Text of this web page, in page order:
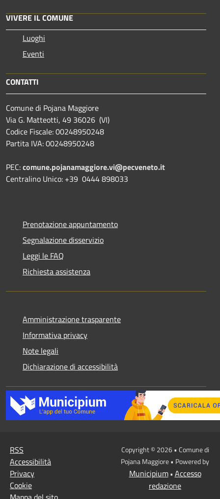
VIVERE IL COMUNE
Luoghi
Eventi
CONTATTI
Comune di Pojana Maggiore
Via G. Matteotti, 49 36026 (VI)
Codice Fiscale: 00248950248
Partita IVA: 00248950248
PEC:comune.pojanamaggiore.vi@pecveneto.it
Centralino Unico: +39 0444 898033
Prenotazione appuntamento
Segnalazione disservizio
Leggi le FAQ
Richiesta assistenza
Amministrazione trasparente
Informativa privacy
Note legali
Dichiarazione di accessibilità
RSS
Accessibilità
Privacy
Cookie
Copyright © 2026 • Comune di
Pojana Maggiore • Powered by
Municipium• Accesso
redazione